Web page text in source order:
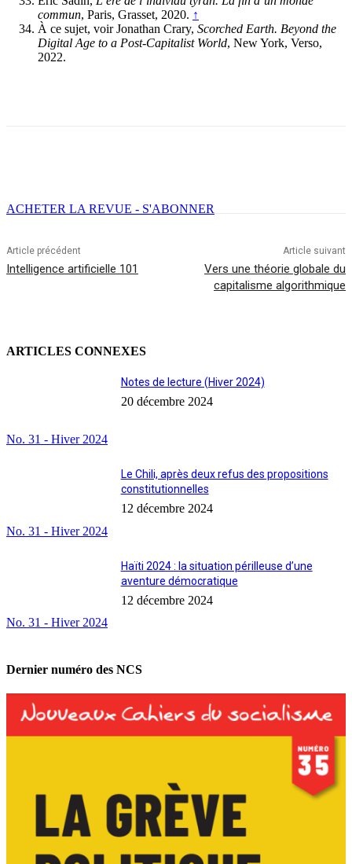
commun, Paris, Grasset, 2020. ↑
À ce sujet, voir Jonathan Crary, Scorched Earth. Beyond the
Digital Age to a Post-Capitalist World, New York, Verso,
2022.
ACHETER LA REVUE - S'ABONNER
Article précédent
Intelligence artificielle 101
Article suivant
Vers une théorie globale du
capitalisme algorithmique
ARTICLES CONNEXES
No. 31 - Hiver 2024
Notes de lecture (Hiver 2024)
20 décembre 2024
No. 31 - Hiver 2024
Le Chili, après deux refus des propositions
constitutionnelles
12 décembre 2024
No. 31 - Hiver 2024
Haïti 2024 : la situation périlleuse d’une
aventure démocratique
12 décembre 2024
Dernier numéro des NCS